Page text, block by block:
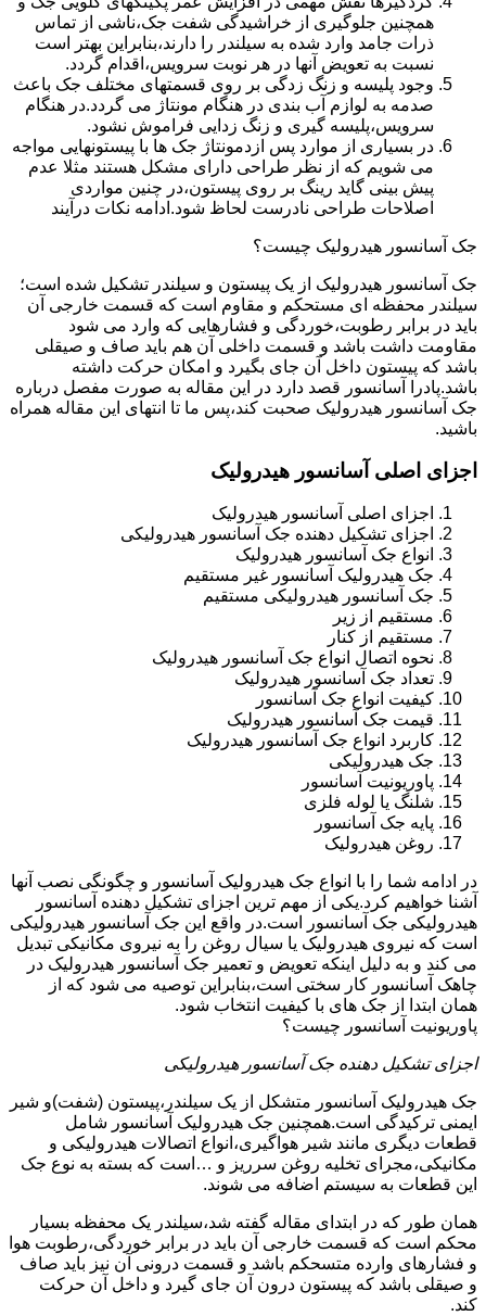
همچنین جلوگیری از خراشیدگی شفت جک،ناشی از تماس
ذرات جامد وارد شده به سیلندر را دارند،بنابراین بهتر است
نسبت به تعویض آنها در هر نوبت سرویس،اقدام گردد.
وجود پلیسه و زنگ زدگی بر روی قسمتهای مختلف جک باعث
صدمه به لوازم آب بندی در هنگام مونتاژ می گردد.در هنگام
سرویس،پلیسه گیری و زنگ زدایی فراموش نشود.
در بسیاری از موارد پس ازدمونتاژ جک ها با پیستونهایی مواجه
می شویم که از نظر طراحی دارای مشکل هستند مثلا عدم
پیش بینی گاید رینگ بر روی پیستون،در چنین مواردی
اصلاحات طراحی نادرست لحاظ شود.ادامه نکات درآیند
جک آسانسور هیدرولیک چیست؟
جک آسانسور هیدرولیک از یک پیستون و سیلندر تشکیل شده است؛
سیلندر محفظه ای مستحکم و مقاوم است که قسمت خارجی آن
باید در برابر رطوبت،خوردگی و فشارهایی که وارد می شود
مقاومت داشت باشد و قسمت داخلی آن هم باید صاف و صیقلی
باشد که پیستون داخل آن جای بگیرد و امکان حرکت داشته
باشد.پادرا آسانسور قصد دارد در این مقاله به صورت مفصل درباره
جک آسانسور هیدرولیک صحبت کند،پس ما تا انتهای این مقاله همراه
باشید.
اجزای اصلی آسانسور هیدرولیک
اجزای اصلی آسانسور هیدرولیک
اجزای تشکیل دهنده جک آسانسور هیدرولیکی
انواع جک آسانسور هیدرولیک
جک هیدرولیک آسانسور غیر مستقیم
جک آسانسور هیدرولیکی مستقیم
مستقیم از زیر
مستقیم از کنار
نحوه اتصال انواع جک آسانسور هیدرولیک
تعداد جک آسانسور هیدرولیک
کیفیت انواع جک آسانسور
قیمت جک آسانسور هیدرولیک
کاربرد انواع جک آسانسور هیدرولیک
جک هیدرولیکی
پاوریونیت آسانسور
شلنگ یا لوله فلزی
پایه جک آسانسور
روغن هیدرولیک
در ادامه شما را با انواع جک هیدرولیک آسانسور و چگونگی نصب آنها
آشنا خواهیم کرد.یکی از مهم ترین اجزای تشکیل دهنده آسانسور
هیدرولیکی جک آسانسور است.در واقع این جک آسانسور هیدرولیکی
است که نیروی هیدرولیک یا سیال روغن را به نیروی مکانیکی تبدیل
می کند و به دلیل اینکه تعویض و تعمیر جک آسانسور هیدرولیک در
چاهک آسانسور کار سختی است،بنابراین توصیه می شود که از
همان ابتدا از جک های با کیفیت انتخاب شود.
پاوریونیت آسانسور چیست؟
اجزای تشکیل دهنده جک آسانسور هیدرولیکی
جک هیدرولیک آسانسور متشکل از یک سیلندر،پیستون (شفت)و شیر
ایمنی ترکیدگی است.همچنین جک هیدرولیک آسانسور شامل
قطعات دیگری مانند شیر هواگیری،انواع اتصالات هیدرولیکی و
مکانیکی،مجرای تخلیه روغن سرریز و …است که بسته به نوع جک
این قطعات به سیستم اضافه می شوند.
همان طور که در ابتدای مقاله گفته شد،سیلندر یک محفظه بسیار
محکم است که قسمت خارجی آن باید در برابر خوردگی،رطوبت هوا
و فشارهای وارده متسحکم باشد و قسمت درونی آن نیز باید صاف
و صیقلی باشد که پیستون درون آن جای گیرد و داخل آن حرکت
کند.